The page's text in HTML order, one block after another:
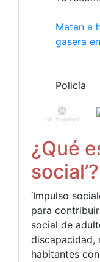
Matan a
gasera
Policía
¿Qué
social’?
‘Impulso
para
social de
discapacidad,
habitantes